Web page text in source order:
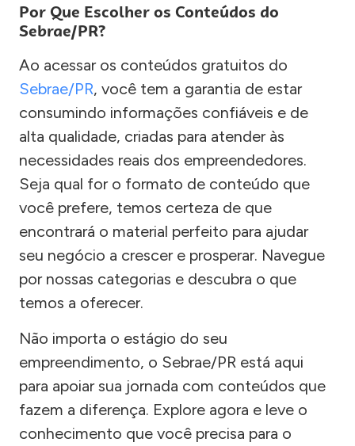
Por Que Escolher os Conteúdos do
Sebrae/PR?
Ao acessar os conteúdos gratuitos do
Sebrae/PR, você tem a garantia de estar
consumindo informações confiáveis e de
alta qualidade, criadas para atender às
necessidades reais dos empreendedores.
Seja qual for o formato de conteúdo que
você prefere, temos certeza de que
encontrará o material perfeito para ajudar
seu negócio a crescer e prosperar. Navegue
por nossas categorias e descubra o que
temos a oferecer.
Não importa o estágio do seu
empreendimento, o Sebrae/PR está aqui
para apoiar sua jornada com conteúdos que
fazem a diferença. Explore agora e leve o
conhecimento que você precisa para o